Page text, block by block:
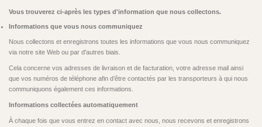
Vous trouverez ci-après les types d'information que nous collectons.
Informations que vous nous communiquez
Nous collectons et enregistrons toutes les informations que vous nous communiquez
via notre site Web ou par d'autres biais.
Cela concerne vos adresses de livraison et de facturation, votre adresse mail ainsi
que vos numéros de téléphone afin d’être contactés par les transporteurs à qui nous
communiquons également ces informations.
Informations collectées automatiquement
À chaque fois que vous entrez en contact avec nous, nous recevons et enregistrons